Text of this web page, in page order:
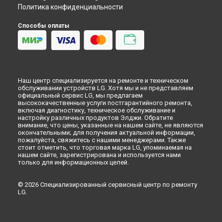
Политика конфиденциальности
Способы оплаты
Наш центр специализируется на ремонте и техническом
обслуживании устройств LG. Хотя мы и не представляем
официальный сервис LG, мы предлагаем
высококачественные услуги постгарантийного ремонта,
включая диагностику, техническое обслуживание и
настройку различных продуктов Элджи. Обратите
внимание, что цены, указанные на нашем сайте, не являются
окончательными; для получения актуальной информации,
пожалуйста, свяжитесь с нашими менеджерами. Также
стоит отметить, что торговая марка LG, упоминаемая на
нашем сайте, зарегистрирована и используется нами
только для информационных целей.
© 2026 Специализированный сервисный центр по ремонту
LG.